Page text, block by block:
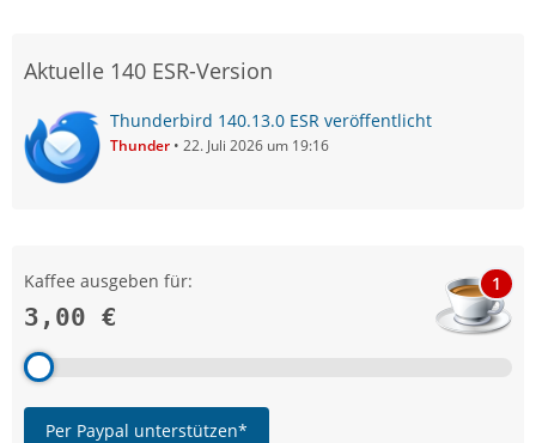
Aktuelle 140 ESR-Version
Thunderbird 140.13.0 ESR veröffentlicht
Thunder 22. Juli 2026 um 19:16
Kaffee ausgeben für:
3,00 €
1
Per Paypal unterstützen*